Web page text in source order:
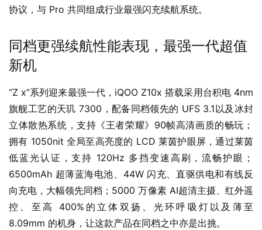
协议，与 Pro 共同组成行业最强闪充续航系统。
同档更强续航性能表现，最强一代超值
新机
“Z x”系列迎来最强一代，iQOO Z10x 搭载采用台积电 4nm
旗舰工艺的天玑 7300，配备同档领先的 UFS 3.1以及冰封
立体散热系统，支持《王者荣耀》90帧高清画质的畅玩；
拥有 1050nit 全局至高亮度的 LCD 莱茵护眼屏，通过莱茵
低蓝光认证，支持 120Hz 多挡变速高刷，流畅护眼；
6500mAh 超薄蓝海电池、44W 闪充、直驱供电和有线反
向充电，大幅领先同档；5000 万像素 AI超清主摄、红外遥
控、至高 400%的立体双扬、光环呼吸灯以及薄至
8.09mm 的机身，让这款产品在同档之中亦是出挑。